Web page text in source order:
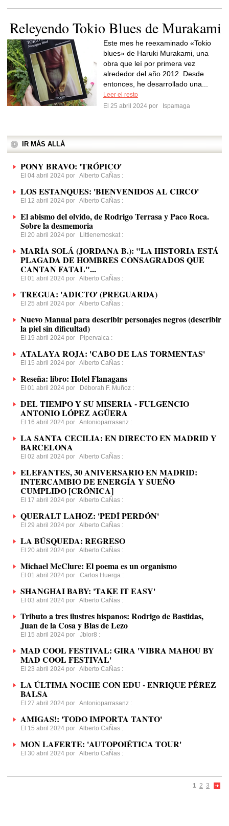
Releyendo Tokio Blues de Murakami
Este mes he reexaminado «Tokio
blues» de Haruki Murakami, una
obra que leí por primera vez
alrededor del año 2012. Desde
entonces, he desarrollado una...
Leer el resto
El 25 abril 2024 por
Ispamaga
IR MÁS ALLÁ
PONY BRAVO: 'TRÓPICO'
El 04 abril 2024 por Alberto CaÑas :
LOS ESTANQUES: 'BIENVENIDOS AL CIRCO'
El 12 abril 2024 por Alberto CaÑas :
El abismo del olvido, de Rodrigo Terrasa y Paco Roca.
Sobre la desmemoria
El 20 abril 2024 por Littlenemoskat :
MARÍA SOLÁ (JORDANA B.): "LA HISTORIA ESTÁ
PLAGADA DE HOMBRES CONSAGRADOS QUE
CANTAN FATAL"...
El 01 abril 2024 por Alberto CaÑas :
TREGUA: 'ADICTO' (PREGUARDA)
El 25 abril 2024 por Alberto CaÑas :
Nuevo Manual para describir personajes negros (describir
la piel sin dificultad)
El 19 abril 2024 por Pipervalca :
ATALAYA ROJA: 'CABO DE LAS TORMENTAS'
El 15 abril 2024 por Alberto CaÑas :
Reseña: libro: Hotel Flanagans
El 01 abril 2024 por Déborah F. Muñoz :
DEL TIEMPO Y SU MISERIA - FULGENCIO
ANTONIO LÓPEZ AGÜERA
El 16 abril 2024 por Antonioparrasanz :
LA SANTA CECILIA: EN DIRECTO EN MADRID Y
BARCELONA
El 02 abril 2024 por Alberto CaÑas :
ELEFANTES, 30 ANIVERSARIO EN MADRID:
INTERCAMBIO DE ENERGÍA Y SUEÑO
CUMPLIDO [CRÓNICA]
El 17 abril 2024 por Alberto CaÑas :
QUERALT LAHOZ: 'PEDÍ PERDÓN'
El 29 abril 2024 por Alberto CaÑas :
LA BÚSQUEDA: REGRESO
El 20 abril 2024 por Alberto CaÑas :
Michael McClure: El poema es un organismo
El 01 abril 2024 por Carlos Huerga :
SHANGHAI BABY: 'TAKE IT EASY'
El 03 abril 2024 por Alberto CaÑas :
Tributo a tres ilustres hispanos: Rodrigo de Bastidas,
Juan de la Cosa y Blas de Lezo
El 15 abril 2024 por Jblor8 :
MAD COOL FESTIVAL: GIRA 'VIBRA MAHOU BY
MAD COOL FESTIVAL'
El 23 abril 2024 por Alberto CaÑas :
LA ÚLTIMA NOCHE CON EDU - ENRIQUE PÉREZ
BALSA
El 27 abril 2024 por Antonioparrasanz :
AMIGAS!: 'TODO IMPORTA TANTO'
El 15 abril 2024 por Alberto CaÑas :
MON LAFERTE: 'AUTOPOIÉTICA TOUR'
El 30 abril 2024 por Alberto CaÑas :
1 2 3